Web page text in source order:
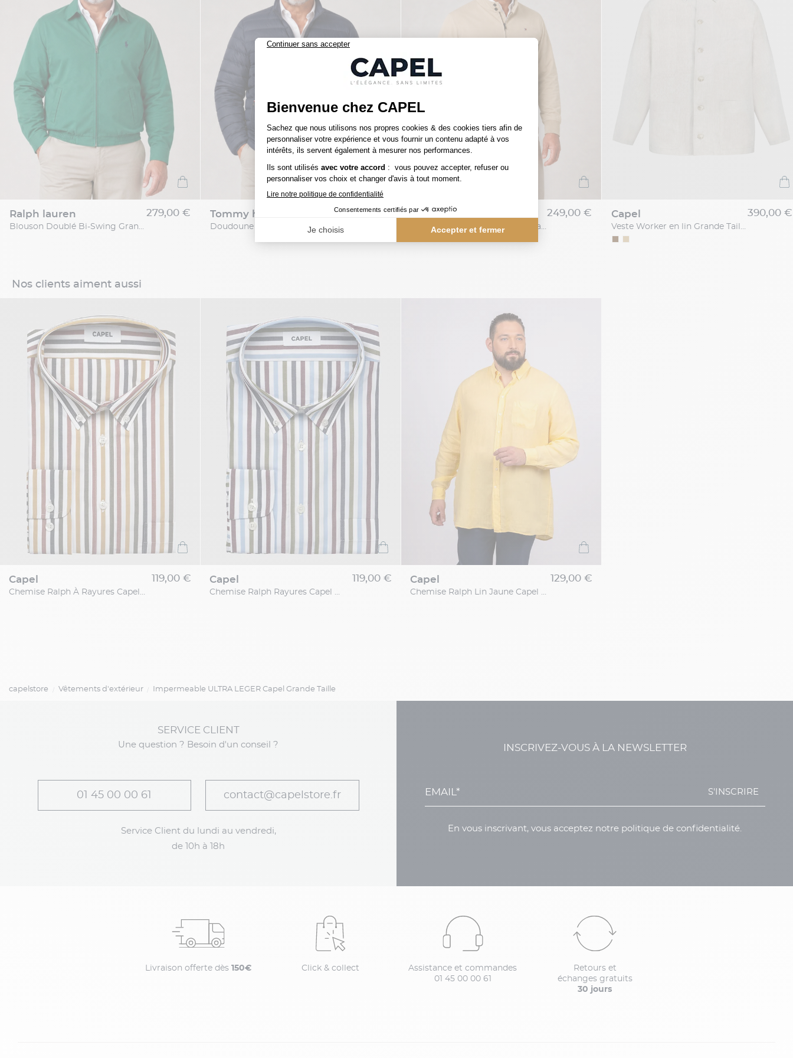
ralph lauren
Blouson Doublé Bi-Swing Grande Taille Vert
279,00 € tommy hilfiger
Doudoune Légère Grande Taille Marine
219,00 € tommy hilfiger
Blouson Zippé Col Montant Grande Taille Beige
249,00 € capel
Veste Worker en lin Grande Taille Beige
390,00 €
Nos clients aiment aussi
capel
Chemise Ralph À Rayures Capel Grande Taille
119,00 € capel
Chemise Ralph Rayures Capel Grande Taille
119,00 € capel
Chemise Ralph Lin Jaune Capel Grande Taille
129,00 €
capelstore Vêtements d'extérieur Impermeable ULTRA LEGER Capel Grande Taille
SERVICE CLIENT
Une question ? Besoin d'un conseil ?
01 45 00 00 61 contact@capelstore.fr
Service Client du lundi au vendredi,
de 10h à 18h
INSCRIVEZ-VOUS À LA NEWSLETTER
S'INSCRIRE
En vous inscrivant, vous acceptez notre politique de confidentialité.
Livraison offerte dès 150€ Click & collect
Assistance et commandes
01 45 00 00 61
Retours et
échanges gratuits
30 jours